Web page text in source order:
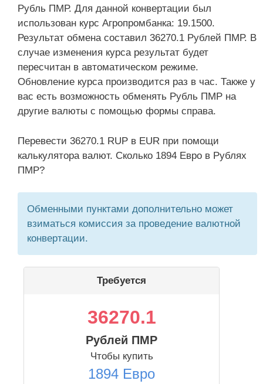
Рубль ПМР. Для данной конвертации был
использован курс Агропромбанка: 19.1500.
Результат обмена составил 36270.1 Рублей ПМР. В
случае изменения курса результат будет
пересчитан в автоматическом режиме.
Обновление курса производится раз в час. Также у
вас есть возможность обменять Рубль ПМР на
другие валюты с помощью формы справа.
Перевести 36270.1 RUP в EUR при помощи
калькулятора валют. Сколько 1894 Евро в Рублях
ПМР?
Обменными пунктами дополнительно может
взиматься комиссия за проведение валютной
конвертации.
Требуется
36270.1
Рублей ПМР
Чтобы купить
1894 Евро